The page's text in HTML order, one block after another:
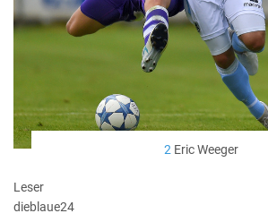
2 Eric Weeger
Leser
dieblaue24